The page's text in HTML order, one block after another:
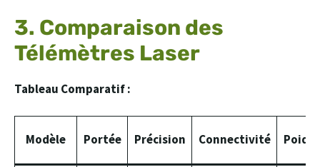
3. Comparaison des
Télémètres Laser
Tableau Comparatif :
Modèle Portée Précision Connectivité Poids